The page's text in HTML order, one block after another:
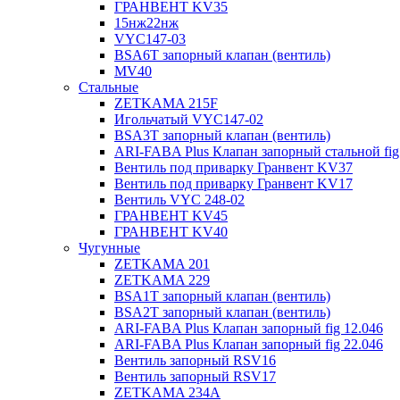
ГРАНВЕНТ KV35
15нж22нж
VYC147-03
BSA6T запорный клапан (вентиль)
MV40
Стальные
ZETKAMA 215F
Игольчатый VYC147-02
BSA3T запорный клапан (вентиль)
ARI-FABA Plus Клапан запорный стальной
Вентиль под приварку Гранвент KV37
Вентиль под приварку Гранвент KV17
Вентиль VYC 248-02
ГРАНВЕНТ KV45
ГРАНВЕНТ KV40
Чугунные
ZETKAMA 201
ZETKAMA 229
BSA1T запорный клапан (вентиль)
BSA2T запорный клапан (вентиль)
ARI-FABA Plus Клапан запорный fig 12.046
ARI-FABA Plus Клапан запорный fig 22.046
Вентиль запорный RSV16
Вентиль запорный RSV17
ZETKAMA 234A